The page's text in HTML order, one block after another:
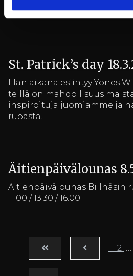
pihalla.
St. Patrick’s day
Illan aikana esiintyy Yones
teillä on mahdollisuus
inspiroituja juomiamme ja
ruoasta.
Äitienpäivälounas
Äitienpäivälounas Billnäsin
11.00 / 13.30 / 16.00
1 2 …